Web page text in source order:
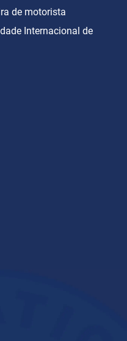
de motorista
Internacional de